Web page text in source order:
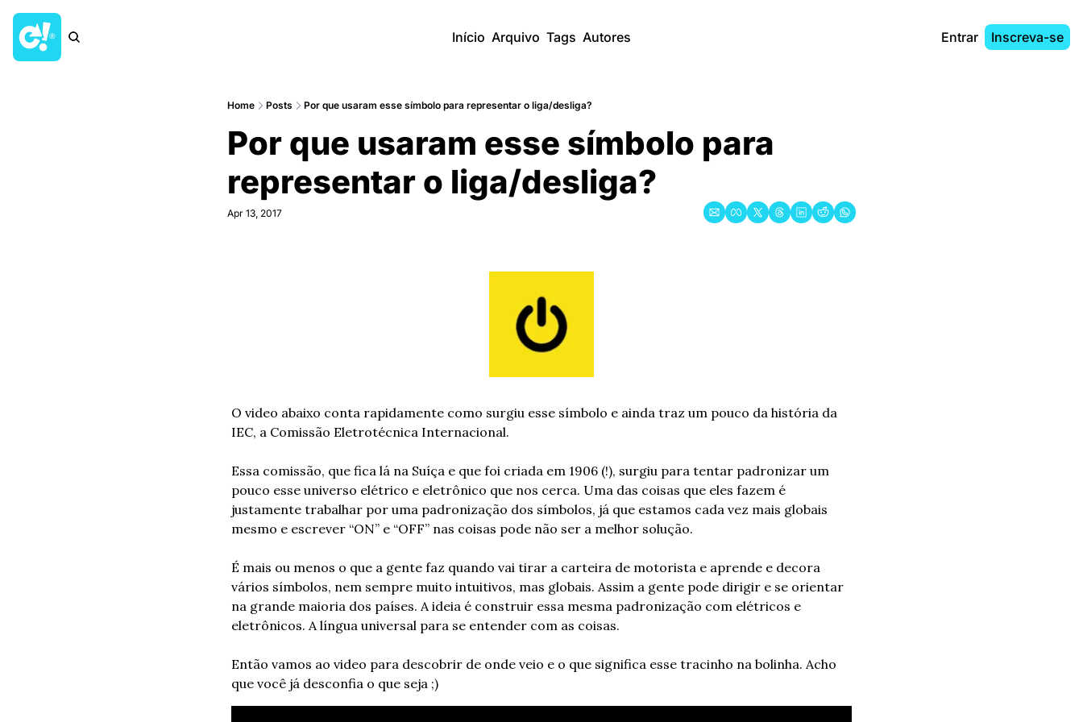
Início Arquivo Tags Autores Entrar Inscreva-se
Home Posts Por que usaram esse símbolo para representar o liga/desliga?
Por que usaram esse símbolo para
representar o liga/desliga?
Apr 13, 2017
O video abaixo conta rapidamente como surgiu esse símbolo e ainda traz um pouco da história da
IEC, a Comissão Eletrotécnica Internacional.
Essa comissão, que fica lá na Suíça e que foi criada em 1906 (!), surgiu para tentar padronizar um
pouco esse universo elétrico e eletrônico que nos cerca. Uma das coisas que eles fazem é
justamente trabalhar por uma padronização dos símbolos, já que estamos cada vez mais globais
mesmo e escrever “ON” e “OFF” nas coisas pode não ser a melhor solução.
É mais ou menos o que a gente faz quando vai tirar a carteira de motorista e aprende e decora
vários símbolos, nem sempre muito intuitivos, mas globais. Assim a gente pode dirigir e se orientar
na grande maioria dos países. A ideia é construir essa mesma padronização com elétricos e
eletrônicos. A língua universal para se entender com as coisas.
Então vamos ao video para descobrir de onde veio e o que significa esse tracinho na bolinha. Acho
que você já desconfia o que seja ;)